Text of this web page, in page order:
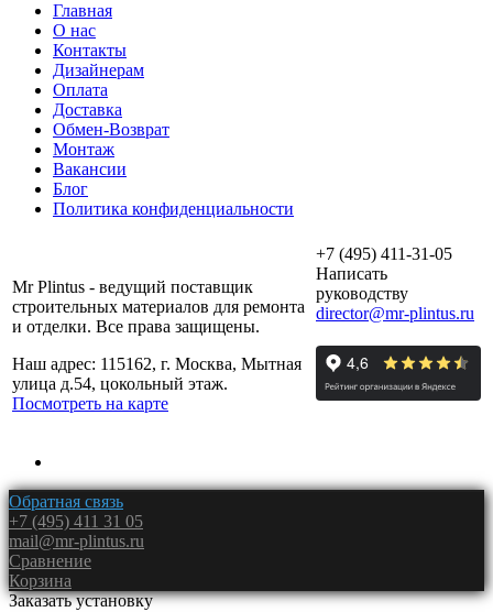
Главная
О нас
Контакты
Дизайнерам
Оплата
Доставка
Обмен-Возврат
Монтаж
Вакансии
Блог
Политика конфиденциальности
Mr Plintus - ведущий поставщик
строительных материалов для ремонта
и отделки. Все права защищены.
Наш адрес: 115162, г. Москва, Мытная
улица д.54, цокольный этаж.
Посмотреть на карте
+7 (495) 411-31-05
Написать
руководству
director@mr-plintus.ru
Обратная связь
+7 (495) 411 31 05
mail@mr-plintus.ru
Сравнение
Корзина
Заказать установку